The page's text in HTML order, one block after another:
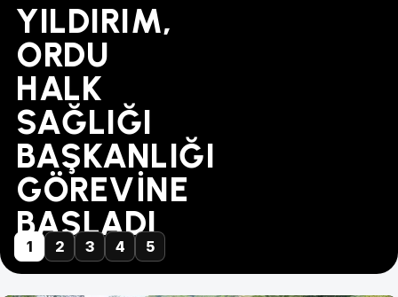
YILDIRIM,
ORDU
HALK
SAĞLIĞI
BAŞKANLIĞI
GÖREVİNE
BAŞLADI
"BU
FİYAT
KABUL
EDİLEMEZ!"
MÜBAREK-
DİKENCE
ARASINA
GÜVEN
GELDİ
TÜRK
SAĞLIK-
SEN'DEN
ZİYARET...
YAPILANDIRMADA
SÜRE
31
AĞUSTOS'TA
DOLUYOR
1 2 3 4 5